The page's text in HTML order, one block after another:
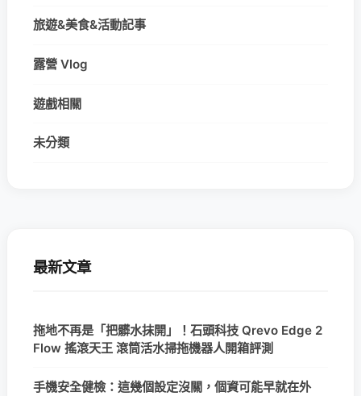
旅遊&美食&活動記事
露營 Vlog
遊戲相關
未分類
最新文章
拖地不再是「把髒水抹開」！石頭科技 Qrevo Edge 2
Flow 搖滾天王 滾筒活水掃拖機器人開箱評測
手機安全健檢：這幾個設定沒關，個資可能早就在外